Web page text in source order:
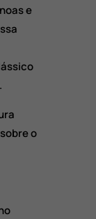
e
o